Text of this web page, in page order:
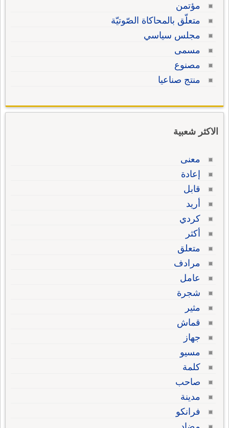
مؤتمن
متعلّق بالمحاكاة الصّوتيّة
مجلس سياسي
مسمى
مصنوع
منتج صناعيا
الاكثر شعبية
معنى
إعادة
قابل
أريد
كردي
أكثر
متعلق
مرادف
عامل
شجرة
مثير
قماش
جهاز
مسيو
كلمة
صاحب
مدينة
فرانكو